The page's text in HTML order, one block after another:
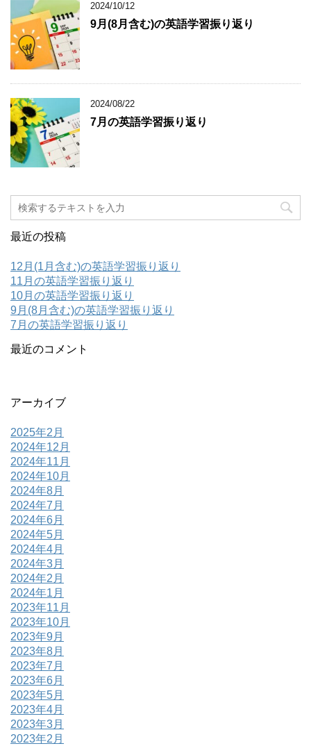
2024/10/12
9月(8月含む)の英語学習振り返り
2024/08/22
7月の英語学習振り返り
最近の投稿
12月(1月含む)の英語学習振り返り
11月の英語学習振り返り
10月の英語学習振り返り
9月(8月含む)の英語学習振り返り
7月の英語学習振り返り
最近のコメント
アーカイブ
2025年2月
2024年12月
2024年11月
2024年10月
2024年8月
2024年7月
2024年6月
2024年5月
2024年4月
2024年3月
2024年2月
2024年1月
2023年11月
2023年10月
2023年9月
2023年8月
2023年7月
2023年6月
2023年5月
2023年4月
2023年3月
2023年2月